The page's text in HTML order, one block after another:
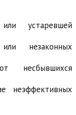
устаревшей
незаконных
несбывшихся
неэффективных